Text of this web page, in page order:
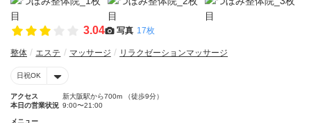
3.04 写真 17枚
整体 エステ マッサージ リラクゼーションマッサージ
日祝OK
アクセス
新大阪駅から700m （徒歩9分）
本日の営業状況 9:00〜21:00
メニュー